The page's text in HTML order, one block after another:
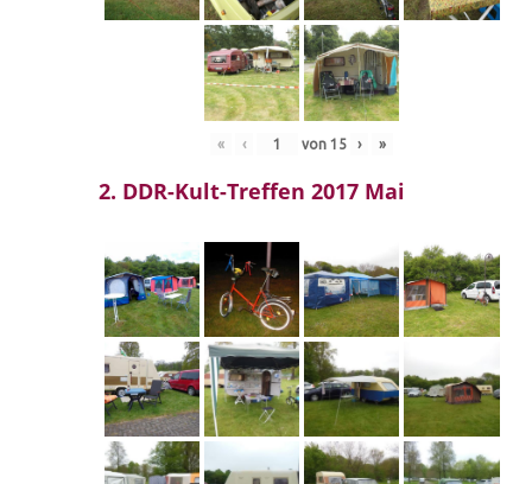
« ‹ von 15 › »
2. DDR-Kult-Treffen 2017 Mai